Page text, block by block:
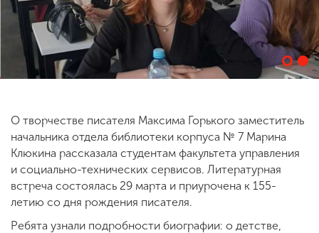
Приемная
комиссия
+7 (831) 262-26-20
О творчестве писателя Максима Горького заместитель
начальника отдела библиотеки корпуса № 7 Марина
Клюкина рассказала студентам факультета управления
и социально-технических сервисов. Литературная
встреча состоялась 29 марта и приурочена к 155-
летию со дня рождения писателя.
Ребята узнали подробности биографии: о детстве,